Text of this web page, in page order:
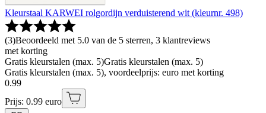
Kleurstaal KARWEI rolgordijn verduisterend wit (kleurnr. 498)
(3)Beoordeeld met 5.0 van de 5 sterren, 3 klantreviews
met korting
Gratis kleurstalen (max. 5)Gratis kleurstalen (max. 5)
Gratis kleurstalen (max. 5), voordeelprijs: euro met korting
0.99
Prijs: 0.99 euro